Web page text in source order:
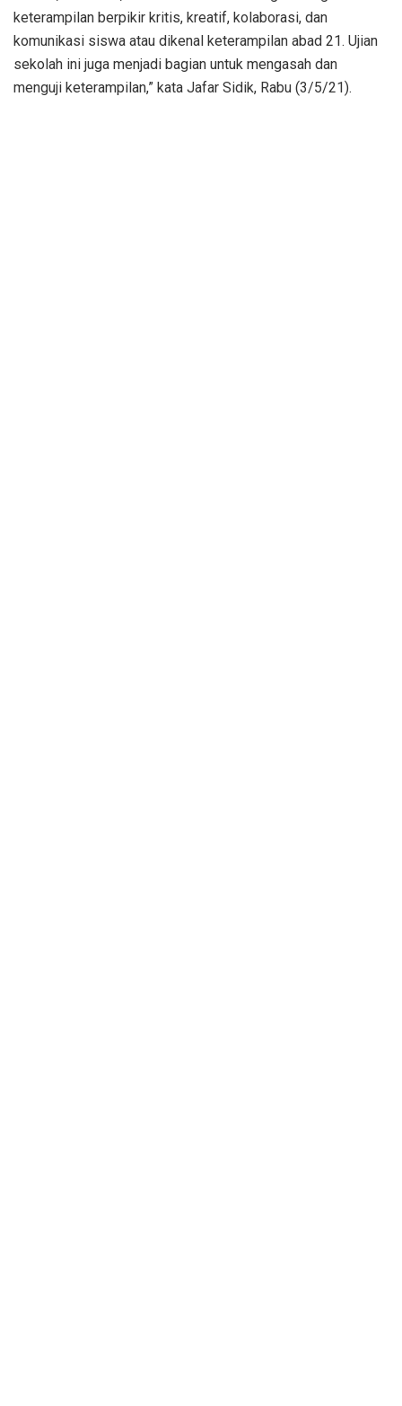
keterampilan berpikir kritis, kreatif, kolaborasi, dan
komunikasi siswa atau dikenal keterampilan abad 21. Ujian
sekolah ini juga menjadi bagian untuk mengasah dan
menguji keterampilan,” kata Jafar Sidik, Rabu (3/5/21).